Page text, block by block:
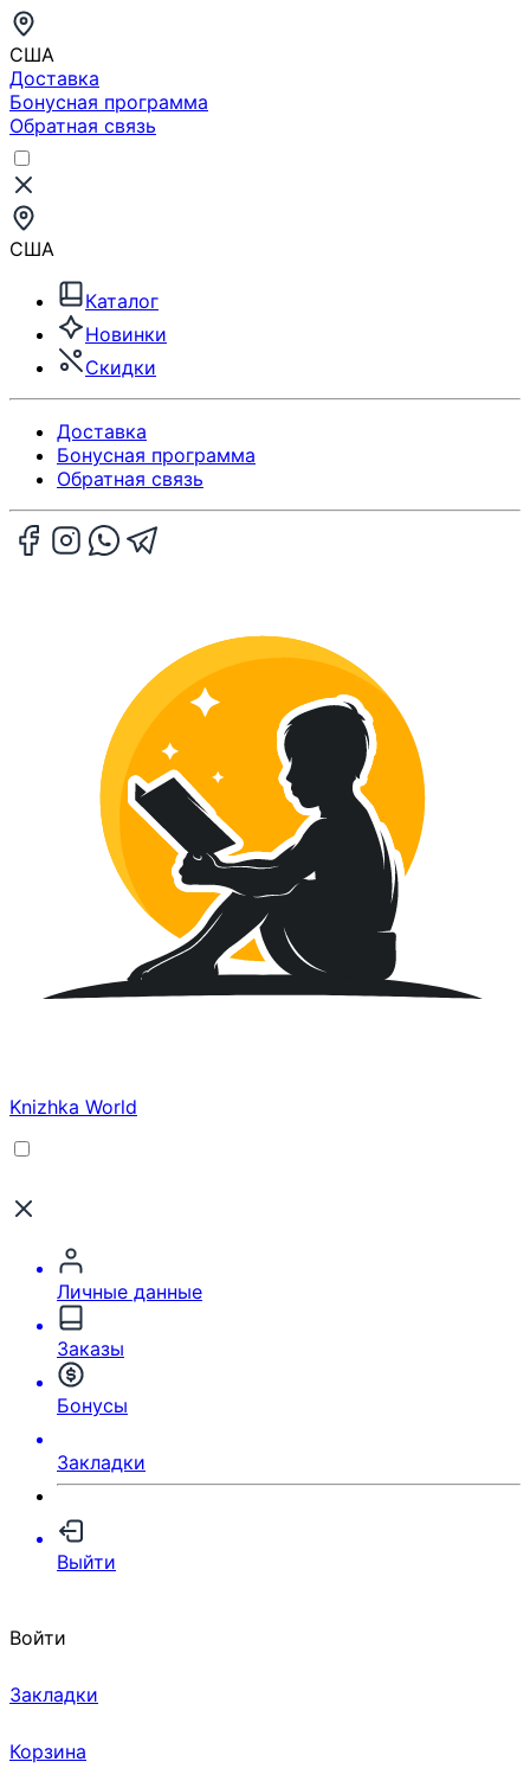
США
Доставка
Бонусная программа
Обратная связь
США
Каталог
Новинки
Скидки
Доставка
Бонусная программа
Обратная связь
Knizhka World
Личные данные
Заказы
Бонусы
Закладки
Выйти
Войти
Закладки
Корзина